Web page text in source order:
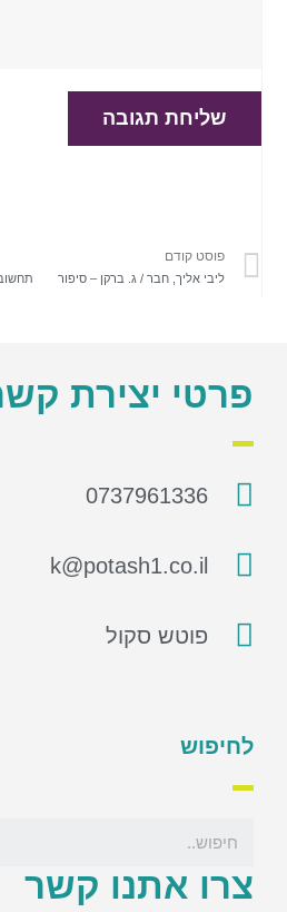
פוסט קודם
ליבי אליך, חבר / ג. ברקן – סיפור
פרטי יצירת
0737961336
k@potash1.co.il
פוטש סקול
לחיפוש
צרו אתנו קשר